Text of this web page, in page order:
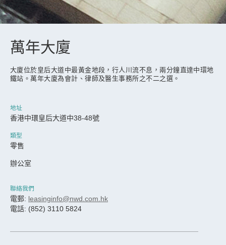
萬年大廈
大廈位於皇后大道中最黃金地段，行人川流不息，兩分鐘直達中環地
鐵站。萬年大廈為會計、律師及醫生事務所之不二之選。
地址
香港中環皇后大道中38-48號
類型
零售
辦公室
聯絡我們
電郵: leasinginfo@nwd.com.hk
電話: (852) 3110 5824